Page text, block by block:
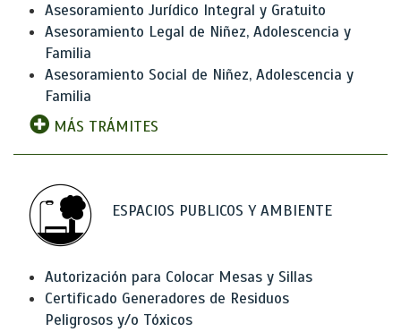
Asesoramiento Jurídico Integral y Gratuito
Asesoramiento Legal de Niñez, Adolescencia y
Familia
Asesoramiento Social de Niñez, Adolescencia y
Familia
MÁS TRÁMITES
ESPACIOS PUBLICOS Y AMBIENTE
Autorización para Colocar Mesas y Sillas
Certificado Generadores de Residuos
Peligrosos y/o Tóxicos